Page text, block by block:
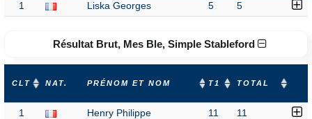
1 Liska Georges 5 5
Résultat Brut, Mes Ble, Simple Stableford
CLT NAT. PRÉNOM ET NOM T1 TOTAL
1 Henry Philippe 11 11